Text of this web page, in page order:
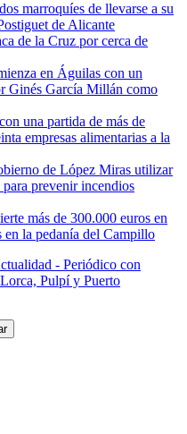
marroquíes de llevarse a su
de Alicante
de la Cruz por cerca de
en Águilas con un
Ginés García Millán como
una partida de más de
empresas alimentarias a la
de López Miras utilizar
prevenir incendios
más de 300.000 euros en
en la pedanía del Campillo
- Periódico con
Pulpí y Puerto